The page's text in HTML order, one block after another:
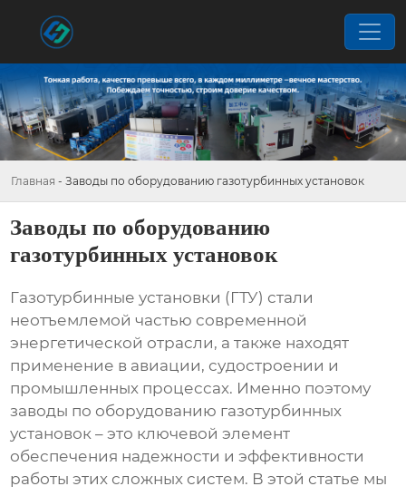
Главная - Заводы по оборудованию газотурбинных установок
Заводы по оборудованию
газотурбинных установок
Газотурбинные установки (ГТУ) стали
неотъемлемой частью современной
энергетической отрасли, а также находят
применение в авиации, судостроении и
промышленных процессах. Именно поэтому
заводы по оборудованию газотурбинных
установок – это ключевой элемент
обеспечения надежности и эффективности
работы этих сложных систем. В этой статье мы